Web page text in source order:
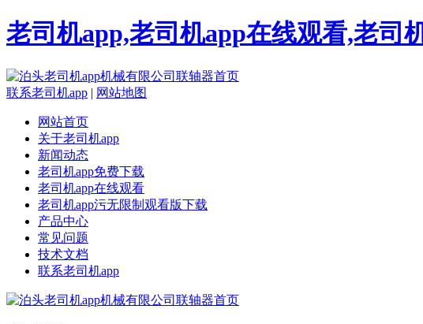
老司机app,老司机app在线观看,老司
联系老司机app | 网站地图
网站首页
关于老司机app
新闻动态
老司机app免费下载
老司机app在线观看
老司机app污无限制观看版下载
产品中心
常见问题
技术文档
联系老司机app